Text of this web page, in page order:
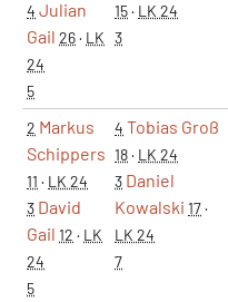
4 Julian
Gail 26· LK
24
5
15· LK 24
3
2 Markus
Schippers
11 · LK 24
3 David
Gail 12 · LK
24
5
4 Tobias Groß
18· LK 24
3 Daniel
Kowalski 17·
LK 24
7